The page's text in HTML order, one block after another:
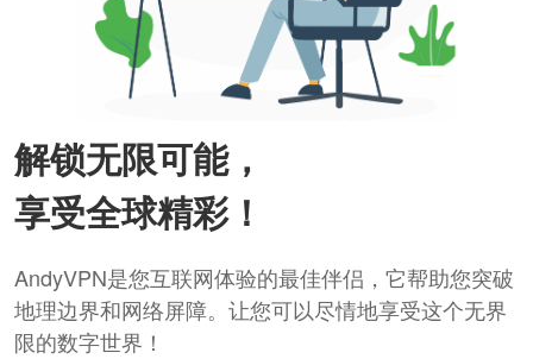
解锁无限可能，
享受全球精彩！
AndyVPN是您互联网体验的最佳伴侣，它帮助您突破
地理边界和网络屏障。让您可以尽情地享受这个无界
限的数字世界！